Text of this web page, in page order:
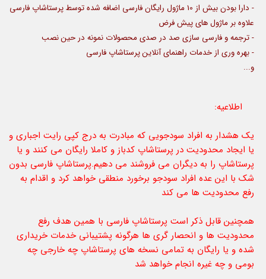
- دارا بودن بیش از 10 ماژول رایگان فارسی اضافه شده توسط پرستاشاپ فارسی
علاوه بر ماژول های پیش فرض
- ترجمه و فارسی سازی صد در صدی محصولات نمونه در حین نصب
- بهره وری از خدمات راهنمای آنلاین پرستاشاپ فارسی
و...
اطلاعیه:
یک هشدار به افراد سودجویی که مبادرت به درج کپی رایت اجباری و
یا ایجاد محدودیت در پرستاشاپ کدباز و کاملا رایگان می کنند و یا
پرستاشاپ را به دیگران می فروشند می دهیم.پرستاشاپ فارسی بدون
شک با این عده افراد سودجو برخورد منطقی خواهد کرد و اقدام به
رفع محدودیت ها می کند
همچنین قابل ذکر است پرستاشاپ فارسی با همین هدف رفع
محدودیت ها و انحصار گری ها هرگونه پشتیبانی خدمات خریداری
شده و یا رایگان به تمامی نسخه های پرستاشاپ چه خارجی چه
بومی و چه غیره انجام خواهد شد